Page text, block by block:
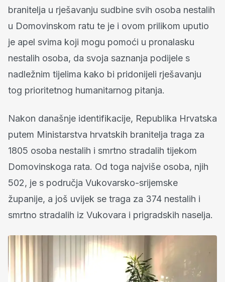
branitelja u rješavanju sudbine svih osoba nestalih
u Domovinskom ratu te je i ovom prilikom uputio
je apel svima koji mogu pomoći u pronalasku
nestalih osoba, da svoja saznanja podijele s
nadležnim tijelima kako bi pridonijeli rješavanju
tog prioritetnog humanitarnog pitanja.
Nakon današnje identifikacije, Republika Hrvatska
putem Ministarstva hrvatskih branitelja traga za
1805 osoba nestalih i smrtno stradalih tijekom
Domovinskoga rata. Od toga najviše osoba, njih
502, je s područja Vukovarsko-srijemske
županije, a još uvijek se traga za 374 nestalih i
smrtno stradalih iz Vukovara i prigradskih naselja.